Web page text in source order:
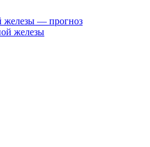
железы — прогноз
железы